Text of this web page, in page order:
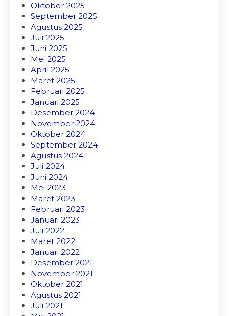
Oktober 2025
September 2025
Agustus 2025
Juli 2025
Juni 2025
Mei 2025
April 2025
Maret 2025
Februari 2025
Januari 2025
Desember 2024
November 2024
Oktober 2024
September 2024
Agustus 2024
Juli 2024
Juni 2024
Mei 2023
Maret 2023
Februari 2023
Januari 2023
Juli 2022
Maret 2022
Januari 2022
Desember 2021
November 2021
Oktober 2021
Agustus 2021
Juli 2021